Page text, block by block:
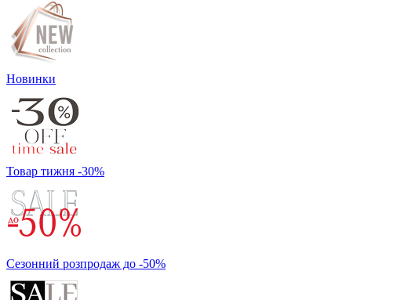
Новинки
Товар тижня -30%
Сезонний розпродаж до -50%